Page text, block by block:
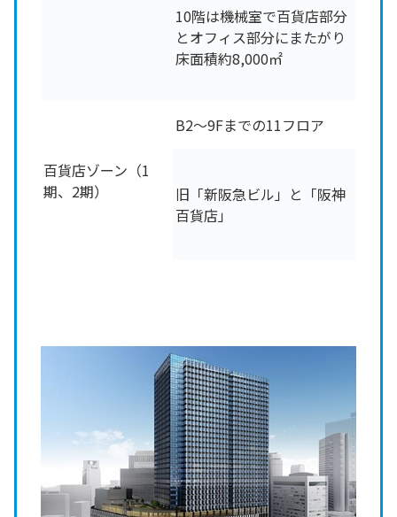
10階は機械室で百貨店部分
とオフィス部分にまたがり
床面積約8,000㎡
百貨店ゾーン（1
期、2期）
B2～9Fまでの11フロア
旧「新阪急ビル」と「阪神
百貨店」